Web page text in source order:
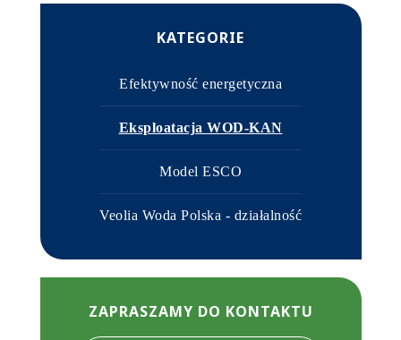
KATEGORIE
Efektywność energetyczna
Eksploatacja WOD-KAN
Model ESCO
Veolia Woda Polska - działalność
ZAPRASZAMY DO KONTAKTU